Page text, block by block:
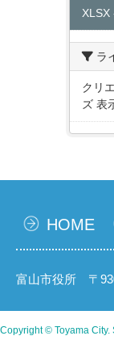
XLSX
ラ
クリ
ズ 表
HOME
富山市役所 〒
Copyright © Toyama City.